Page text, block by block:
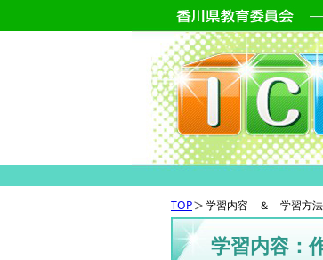
TOP 学習内容 ＆ 学習方
学習内容：